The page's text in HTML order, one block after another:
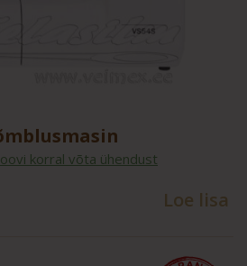
korral võta ühendust
Loe lisa